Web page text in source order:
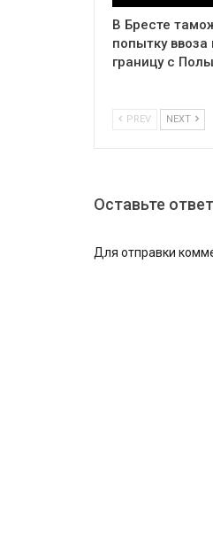
В Бресте
попытку ввоза
границу с
PREV NEXT
Оставьте ответ
Для отправки